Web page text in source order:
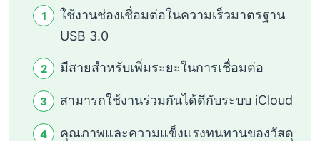
ใช้งานช่องเชื่อมต่อในความเร็วมาตรฐาน
USB 3.0
มีสายสำหรับเพิ่มระยะในการเชื่อมต่อ
สามารถใช้งานร่วมกันได้ดีกับระบบ iCloud
คุณภาพและความแข็งแรงทนทานของวัสดุ